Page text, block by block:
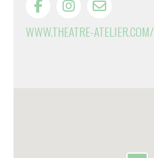
WWW.THEATRE-ATELIER.COM/